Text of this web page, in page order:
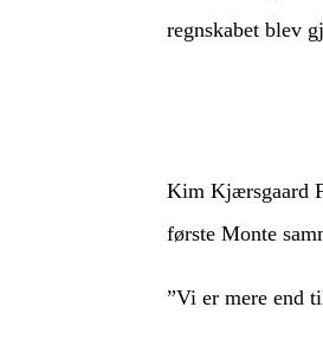
regnskabet blev
Kim Kjærsgaard
første Monte
”Vi er mere end